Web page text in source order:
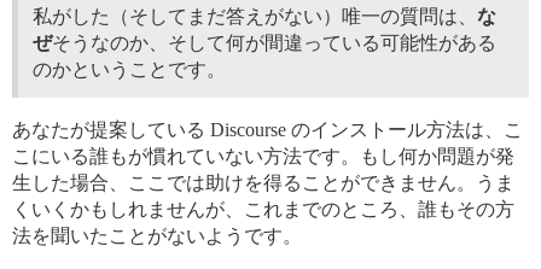
私がした（そしてまだ答えがない）唯一の質問は、 な
ぜそうなのか、そして何が間違っている可能性がある
のかということです。
あなたが提案している Discourse のインストール方法は、こ
こにいる誰もが慣れていない方法です。もし何か問題が発
生した場合、ここでは助けを得ることができません。うま
くいくかもしれませんが、これまでのところ、誰もその方
法を聞いたことがないようです。